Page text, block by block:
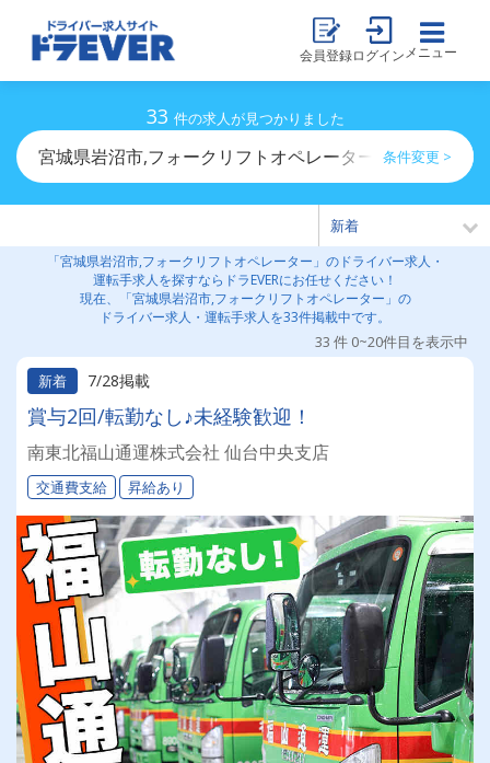
会員登録ログイン メニュー
33 件の求人が見つかりました
宮城県岩沼市,フォークリフトオペレーターのドライバー
条件変更 >
「宮城県岩沼市,フォークリフトオペレーター」のドライバー求人・
運転手求人を探すならドラEVERにお任せください！
現在、「宮城県岩沼市,フォークリフトオペレーター」の
ドライバー求人・運転手求人を33件掲載中です。
33 件 0~20件目を表示中
新着
7/28掲載
賞与2回/転勤なし♪未経験歓迎！
南東北福山通運株式会社 仙台中央支店
交通費支給 昇給あり